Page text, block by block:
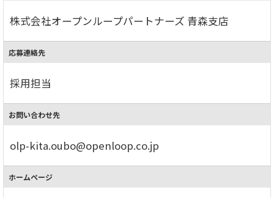
株式会社オープンループパートナーズ 青森支店
応募連絡先
採用担当
お問い合わせ先
olp-kita.oubo@openloop.co.jp
ホームページ